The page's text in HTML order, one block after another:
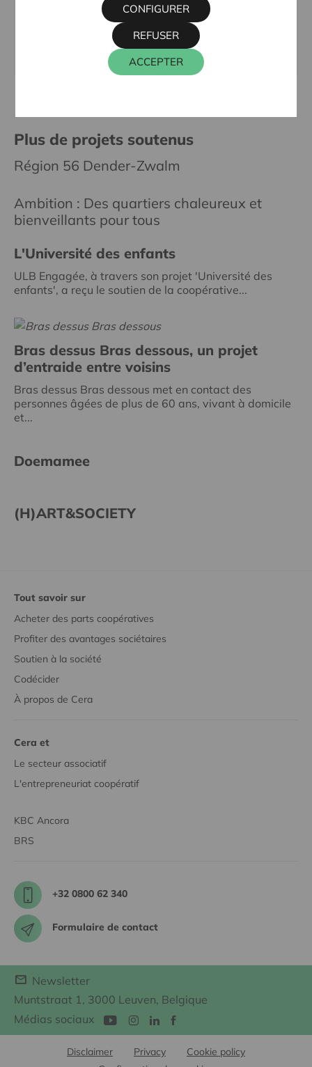
ALAIN BAECK
016 27 96 03
alain.baeck@cera.coop
Plus de projets soutenus
Région 56 Dender-Zwalm
Ambition : Des quartiers chaleureux et
bienveillants pour tous
L'Université des enfants
ULB Engagée, à travers son projet 'Université des
enfants', a reçu le soutien de la coopérative...
Bras dessus Bras dessous, un projet
d’entraide entre voisins
Bras dessus Bras dessous met en contact des
personnes âgées de plus de 60 ans, vivant à domicile
et...
Doemamee
(H)ART&SOCIETY
Tout savoir sur
Acheter des parts coopératives
Profiter des avantages sociétaires
Soutien à la société
Codécider
À propos de Cera
Cera et
Le secteur associatif
L'entrepreneuriat coopératif
KBC Ancora
BRS
+32 0800 62 340
Formulaire de contact
Newsletter
Muntstraat 1, 3000 Leuven, Belgique
Médias sociaux
Disclaimer Privacy
Cookie policy
ACCEPTER
REFUSER
CONFIGURER